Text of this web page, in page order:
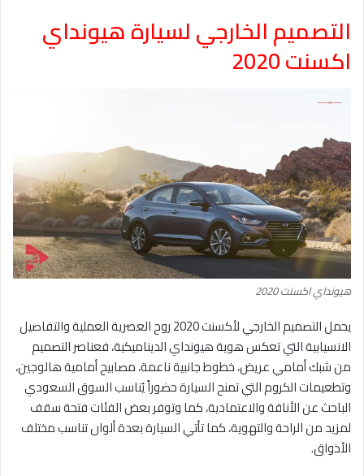
التصميم الخارجي لسيارة هيونداي
اكسنت 2020
هيونداي اكسنت 2020
يحمل التصميم الخارجي لأكسنت 2020 روح العصرية العملية والتفاصيل
الانسيابية التي تعكس هوية هيونداي الديناميكية، فعناصر التصميم
من شبك أمامي عريض، خطوط جانبية ناعمة، مصابيح أمامية هالوجين،
وتطعيمات الكروم التي تمنح السيارة حضوراً يُناسب السوق السعودي
الباحث عن الأناقة والاعتمادية، كما وتوفر بعض الفئات فتحة سقف
لمزيد من الراحة والتهوية، كما تأتي السيارة بعدة ألوان تناسب مختلف
الأذواق.